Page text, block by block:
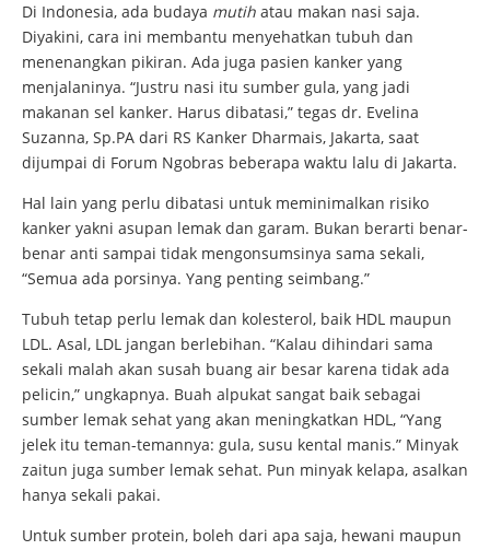
Di Indonesia, ada budaya mutih atau makan nasi saja.
Diyakini, cara ini membantu menyehatkan tubuh dan
menenangkan pikiran. Ada juga pasien kanker yang
menjalaninya. “Justru nasi itu sumber gula, yang jadi
makanan sel kanker. Harus dibatasi,” tegas dr. Evelina
Suzanna, Sp.PA dari RS Kanker Dharmais, Jakarta, saat
dijumpai di Forum Ngobras beberapa waktu lalu di Jakarta.
Hal lain yang perlu dibatasi untuk meminimalkan risiko
kanker yakni asupan lemak dan garam. Bukan berarti benar-
benar anti sampai tidak mengonsumsinya sama sekali,
“Semua ada porsinya. Yang penting seimbang.”
Tubuh tetap perlu lemak dan kolesterol, baik HDL maupun
LDL. Asal, LDL jangan berlebihan. “Kalau dihindari sama
sekali malah akan susah buang air besar karena tidak ada
pelicin,” ungkapnya. Buah alpukat sangat baik sebagai
sumber lemak sehat yang akan meningkatkan HDL, “Yang
jelek itu teman-temannya: gula, susu kental manis.” Minyak
zaitun juga sumber lemak sehat. Pun minyak kelapa, asalkan
hanya sekali pakai.
Untuk sumber protein, boleh dari apa saja, hewani maupun